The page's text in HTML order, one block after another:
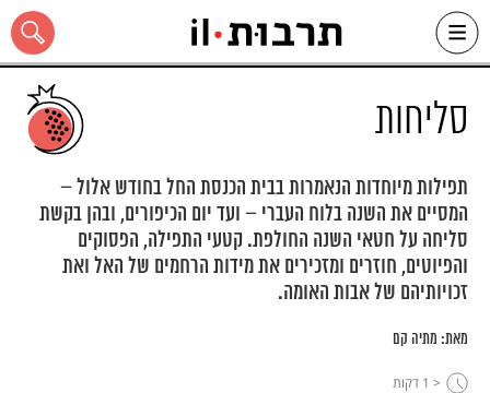
Skip
content
כל האתר
סליחות
תפילות מיוחדות הנאמרות בבית הכנסת החל בחודש אלול –
המסיים את השנה בלוח העברי – ועד יום הכיפורים, ובהן בקשת
סליחה על חטאי השנה החולפת. קטעי התפילה, הפסוקים
והפיוטים, חוזרים ומזכירים את מידות הרחמים של האל ואת
זכויותיהם של אבות האומה.
מאת: מתיה קם
< 1 דקות